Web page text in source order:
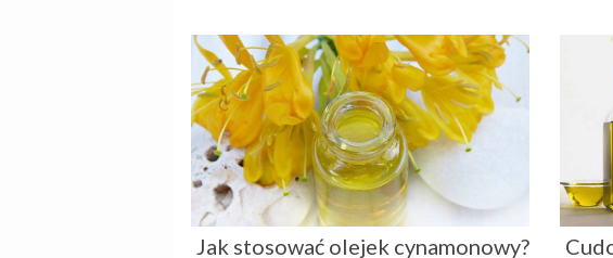
Jak stosować olejek cynamonowy?